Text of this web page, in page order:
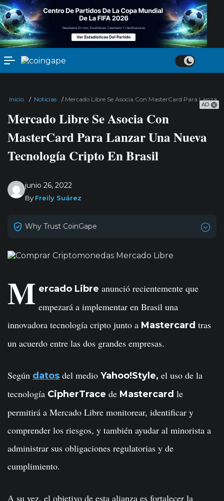
AD
Inicio / Noticias / Mercado Libre Se Asocia Con MasterCard Para
Mercado Libre Se Asocia Con
MasterCard Para Lanzar Una Nueva
Tecnología Cripto En Brasil
junio 26, 2022
By Freily Suárez
Why Trust CoinGape
M ercado Libre anunció recientemente que
empezará a implementar en Brasil una
innovadora tecnología cripto junto a Mastercard tras
un acuerdo entre las dos grandes empresas.
Según datos del medio Yahoo!Style, el uso de la
tecnología CipherTrace de Mastercard le
permitirá a Mercado Libre monitorear, identificar y
comprender los riesgos, y también ayudar al minorista a
administrar sus obligaciones regulatorias y de
cumplimiento.
A su vez, el objetivo de esta alianza es fortalecer la